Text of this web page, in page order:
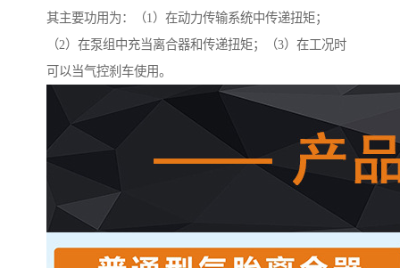
其主要功用为：（1）在动力传输系统中传递扭矩；
（2）在泵组中充当离合器和传递扭矩；（3）在工况时
可以当气控刹车使用。